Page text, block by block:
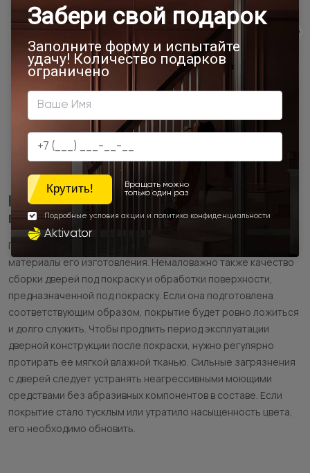
простой подбор нужного оттенка краски;
использование дверей под покраску как фоновой или
акцентной детали обстановки;
персонализация, индивидуализация дизайна
помещений;
при необходимости – возможность быстро обновить
покрытие, изменить его цвет.
Как правильно выбрать двери под
покраску и обеспечить долговечность
При выборе полотна нужно обращать внимание на
материалы его изготовления. Немаловажно также качество
сборки дверей под покраску и обработки поверхности,
предназначенной под покраску. Если она подготовлена
соответствующим образом, покрытие будет ровно ложиться
и долго служить. Чтобы продлить период эксплуатации
дверной конструкции после покраски, нужно регулярно
протирать ее мягкой влажной тканью. Сильные загрязнения
с дверей следует устранять неагрессивными моющими
средствами без абразивных компонентов в составе. Если
покрытие стало тусклым или утратило насыщенность цвета,
его необходимо обновить.